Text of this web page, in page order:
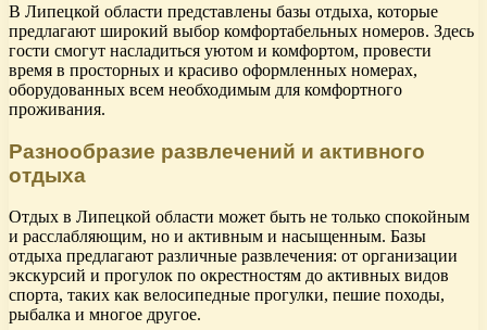
В Липецкой области представлены базы отдыха, которые
предлагают широкий выбор комфортабельных номеров. Здесь
гости смогут насладиться уютом и комфортом, провести
время в просторных и красиво оформленных номерах,
оборудованных всем необходимым для комфортного
проживания.
Разнообразие развлечений и активного
отдыха
Отдых в Липецкой области может быть не только спокойным
и расслабляющим, но и активным и насыщенным. Базы
отдыха предлагают различные развлечения: от организации
экскурсий и прогулок по окрестностям до активных видов
спорта, таких как велосипедные прогулки, пешие походы,
рыбалка и многое другое.